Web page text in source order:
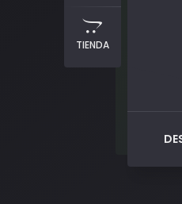
TIENDA